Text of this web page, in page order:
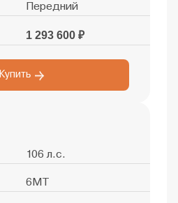
Передний
1 293 600 ₽
Купить
106 л.с.
6MT